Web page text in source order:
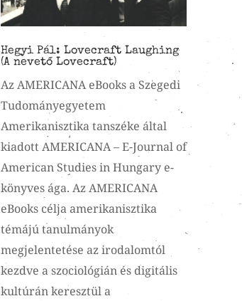
Hegyi Pál: Lovecraft Laughing
(A nevető Lovecraft)
Az AMERICANA eBooks a Szegedi
Tudományegyetem
Amerikanisztika tanszéke által
kiadott AMERICANA – E-Journal of
American Studies in Hungary e-
könyves ága. Az AMERICANA
eBooks célja amerikanisztika
témájú tanulmányok
megjelentetése az irodalomtól
kezdve a szociológián és digitális
kultúrán keresztül a